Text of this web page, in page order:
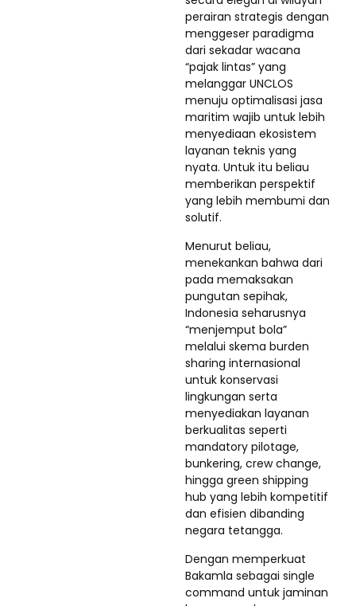
perairan strategis dengan
menggeser paradigma
dari sekadar wacana
“pajak lintas” yang
melanggar UNCLOS
menuju optimalisasi jasa
maritim wajib untuk lebih
menyediaan ekosistem
layanan teknis yang
nyata. Untuk itu beliau
memberikan perspektif
yang lebih membumi dan
solutif.
Menurut beliau,
menekankan bahwa dari
pada memaksakan
pungutan sepihak,
Indonesia seharusnya
“menjemput bola”
melalui skema burden
sharing internasional
untuk konservasi
lingkungan serta
menyediakan layanan
berkualitas seperti
mandatory pilotage,
bunkering, crew change,
hingga green shipping
hub yang lebih kompetitif
dan efisien dibanding
negara tetangga.
Dengan memperkuat
Bakamla sebagai single
command untuk jaminan